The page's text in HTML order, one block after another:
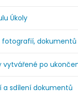
Úkoly
dokumentů
vytvářené po
a sdílení dokumentů